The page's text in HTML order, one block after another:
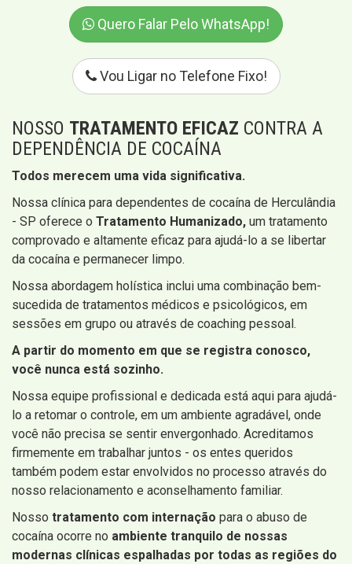
Quero Falar Pelo WhatsApp!
Vou Ligar no Telefone Fixo!
NOSSO TRATAMENTO EFICAZ CONTRA A
DEPENDÊNCIA DE COCAÍNA
Todos merecem uma vida significativa.
Nossa clínica para dependentes de cocaína de Herculândia
- SP oferece o Tratamento Humanizado, um tratamento
comprovado e altamente eficaz para ajudá-lo a se libertar
da cocaína e permanecer limpo.
Nossa abordagem holística inclui uma combinação bem-
sucedida de tratamentos médicos e psicológicos, em
sessões em grupo ou através de coaching pessoal.
A partir do momento em que se registra conosco,
você nunca está sozinho.
Nossa equipe profissional e dedicada está aqui para ajudá-
lo a retomar o controle, em um ambiente agradável, onde
você não precisa se sentir envergonhado. Acreditamos
firmemente em trabalhar juntos - os entes queridos
também podem estar envolvidos no processo através do
nosso relacionamento e aconselhamento familiar.
Nosso tratamento com internação para o abuso de
cocaína ocorre no ambiente tranquilo de nossas
modernas clínicas espalhadas por todas as regiões do